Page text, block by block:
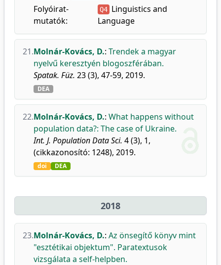
Folyóirat-
mutatók:
Q4 Linguistics and
Language
21.Molnár-Kovács, D.: Trendek a magyar
nyelvű keresztyén blogoszférában.
Spatak. Füz. 23 (3), 47-59, 2019.
DEA
22.Molnár-Kovács, D.: What happens without
population data?: The case of Ukraine.
Int. J. Population Data Sci. 4 (3), 1,
(cikkazonosító: 1248), 2019.
doi DEA
2018
23.Molnár-Kovács, D.: Az önsegítő könyv mint
"esztétikai objektum". Paratextusok
vizsgálata a self-helpben.